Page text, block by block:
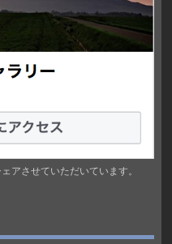
アさせていただいています。